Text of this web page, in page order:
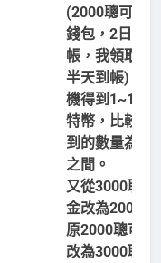
(2000聰可出
錢包，2日內到
帳，我領取時
半天到帳)，
機得到1~100
特幣，比較常
到的數量為
之間。
又從3000聰可
金改為2000聰
原2000聰可出
改為3000聰，